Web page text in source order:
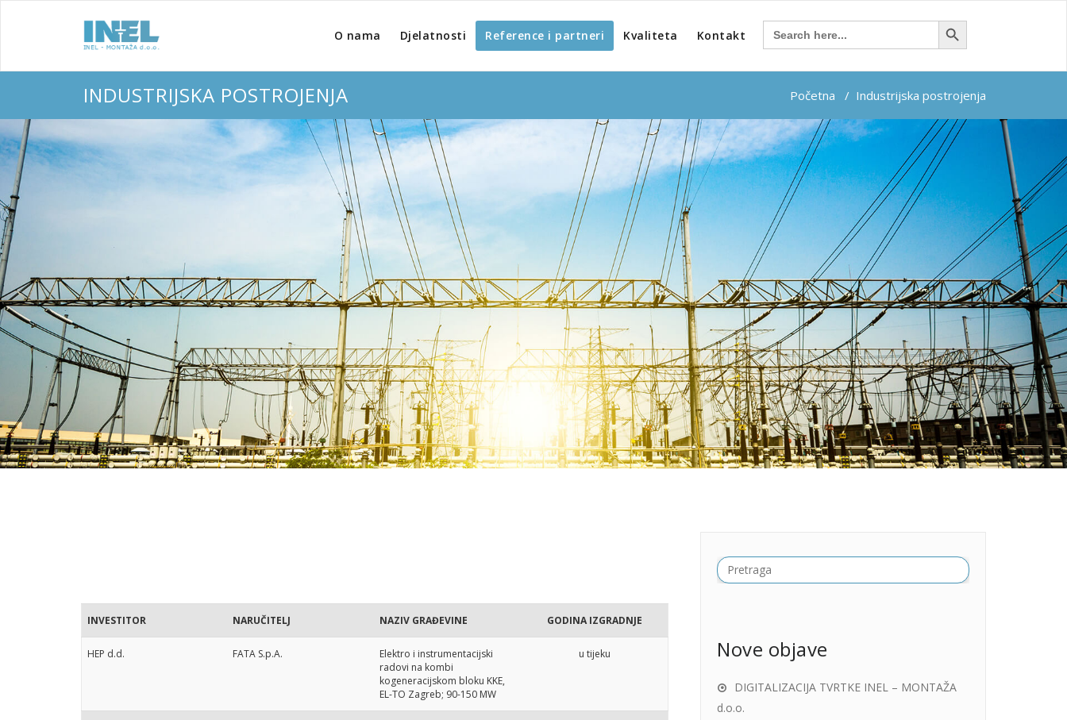
O nama Djelatnosti Reference i partneri Kvaliteta Kontakt
Search
for:
Search Button
INDUSTRIJSKA POSTROJENJA Početna / Industrijska postrojenja
INVESTITOR NARUČITELJ NAZIV GRAĐEVINE GODINA IZGRADNJE
HEP d.d. FATA S.p.A.
Elektro i instrumentacijski
radovi na kombi
kogeneracijskom bloku KKE,
EL-TO Zagreb; 90-150 MW
u tijeku Nove objave
DIGITALIZACIJA TVRTKE INEL – MONTAŽA
d.o.o.